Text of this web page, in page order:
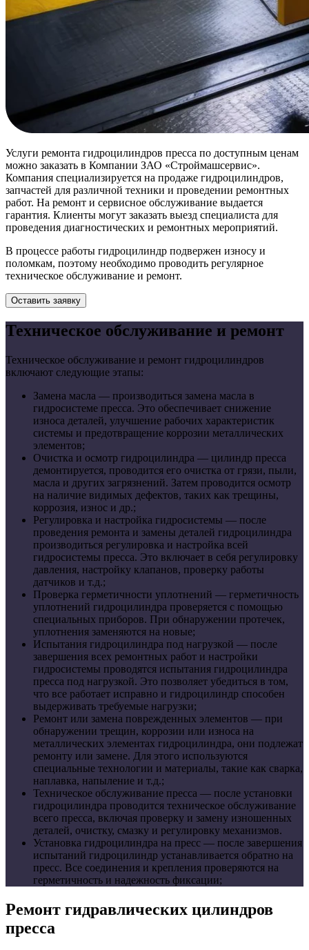
Услуги ремонта гидроцилиндров пресса по доступным ценам
можно заказать в Компании ЗАО «Строймашсервис».
Компания специализируется на продаже гидроцилиндров,
запчастей для различной техники и проведении ремонтных
работ. На ремонт и сервисное обслуживание выдается
гарантия. Клиенты могут заказать выезд специалиста для
проведения диагностических и ремонтных мероприятий.
В процессе работы гидроцилиндр подвержен износу и
поломкам, поэтому необходимо проводить регулярное
техническое обслуживание и ремонт.
Оставить заявку
Техническое обслуживание и ремонт
Техническое обслуживание и ремонт гидроцилиндров
включают следующие этапы:
Замена масла — производиться замена масла в
гидросистеме пресса. Это обеспечивает снижение
износа деталей, улучшение рабочих характеристик
системы и предотвращение коррозии металлических
элементов;
Очистка и осмотр гидроцилиндра — цилиндр пресса
демонтируется, проводится его очистка от грязи, пыли,
масла и других загрязнений. Затем проводится осмотр
на наличие видимых дефектов, таких как трещины,
коррозия, износ и др.;
Регулировка и настройка гидросистемы — после
проведения ремонта и замены деталей гидроцилиндра
производиться регулировка и настройка всей
гидросистемы пресса. Это включает в себя регулировку
давления, настройку клапанов, проверку работы
датчиков и т.д.;
Проверка герметичности уплотнений — герметичность
уплотнений гидроцилиндра проверяется с помощью
специальных приборов. При обнаружении протечек,
уплотнения заменяются на новые;
Испытания гидроцилиндра под нагрузкой — после
завершения всех ремонтных работ и настройки
гидросистемы проводятся испытания гидроцилиндра
пресса под нагрузкой. Это позволяет убедиться в том,
что все работает исправно и гидроцилиндр способен
выдерживать требуемые нагрузки;
Ремонт или замена поврежденных элементов — при
обнаружении трещин, коррозии или износа на
металлических элементах гидроцилиндра, они подлежат
ремонту или замене. Для этого используются
специальные технологии и материалы, такие как сварка,
наплавка, напыление и т.д.;
Техническое обслуживание пресса — после установки
гидроцилиндра проводится техническое обслуживание
всего пресса, включая проверку и замену изношенных
деталей, очистку, смазку и регулировку механизмов.
Установка гидроцилиндра на пресс — после завершения
испытаний гидроцилиндр устанавливается обратно на
пресс. Все соединения и крепления проверяются на
герметичность и надежность фиксации;
Ремонт гидравлических цилиндров
пресса